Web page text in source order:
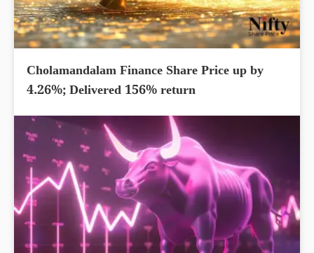
Cholamandalam Finance Share Price up by
4.26%; Delivered 156% return